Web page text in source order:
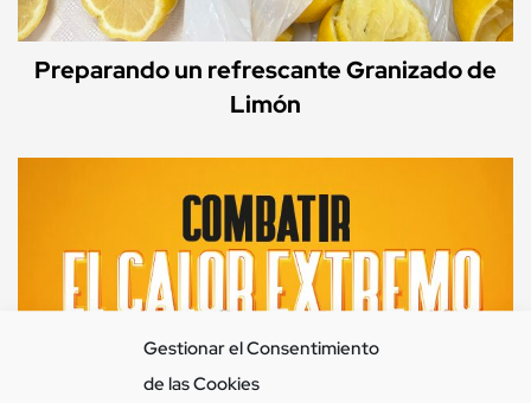
Gestionar el Consentimiento
de las Cookies
Preparando un refrescante Granizado de
Limón